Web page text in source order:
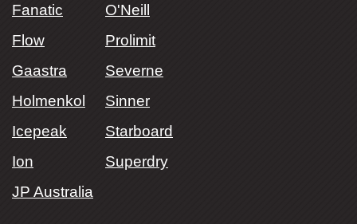
Fanatic
O'Neill
Flow
Prolimit
Gaastra
Severne
Holmenkol
Sinner
Icepeak
Starboard
Ion
Superdry
JP Australia